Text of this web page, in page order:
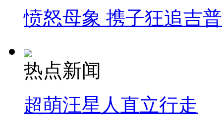
愤怒母象 携子狂追吉
热点新闻
超萌汪星人直立行走